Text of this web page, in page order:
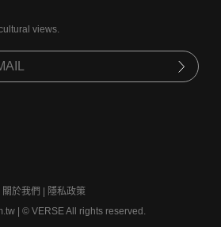
views.
關於我們
隱私政策
© VERSE All rights reserved.